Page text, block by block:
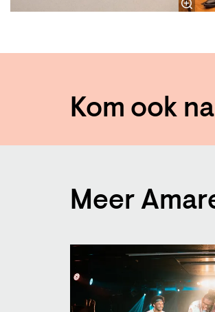
Kom ook
Meer